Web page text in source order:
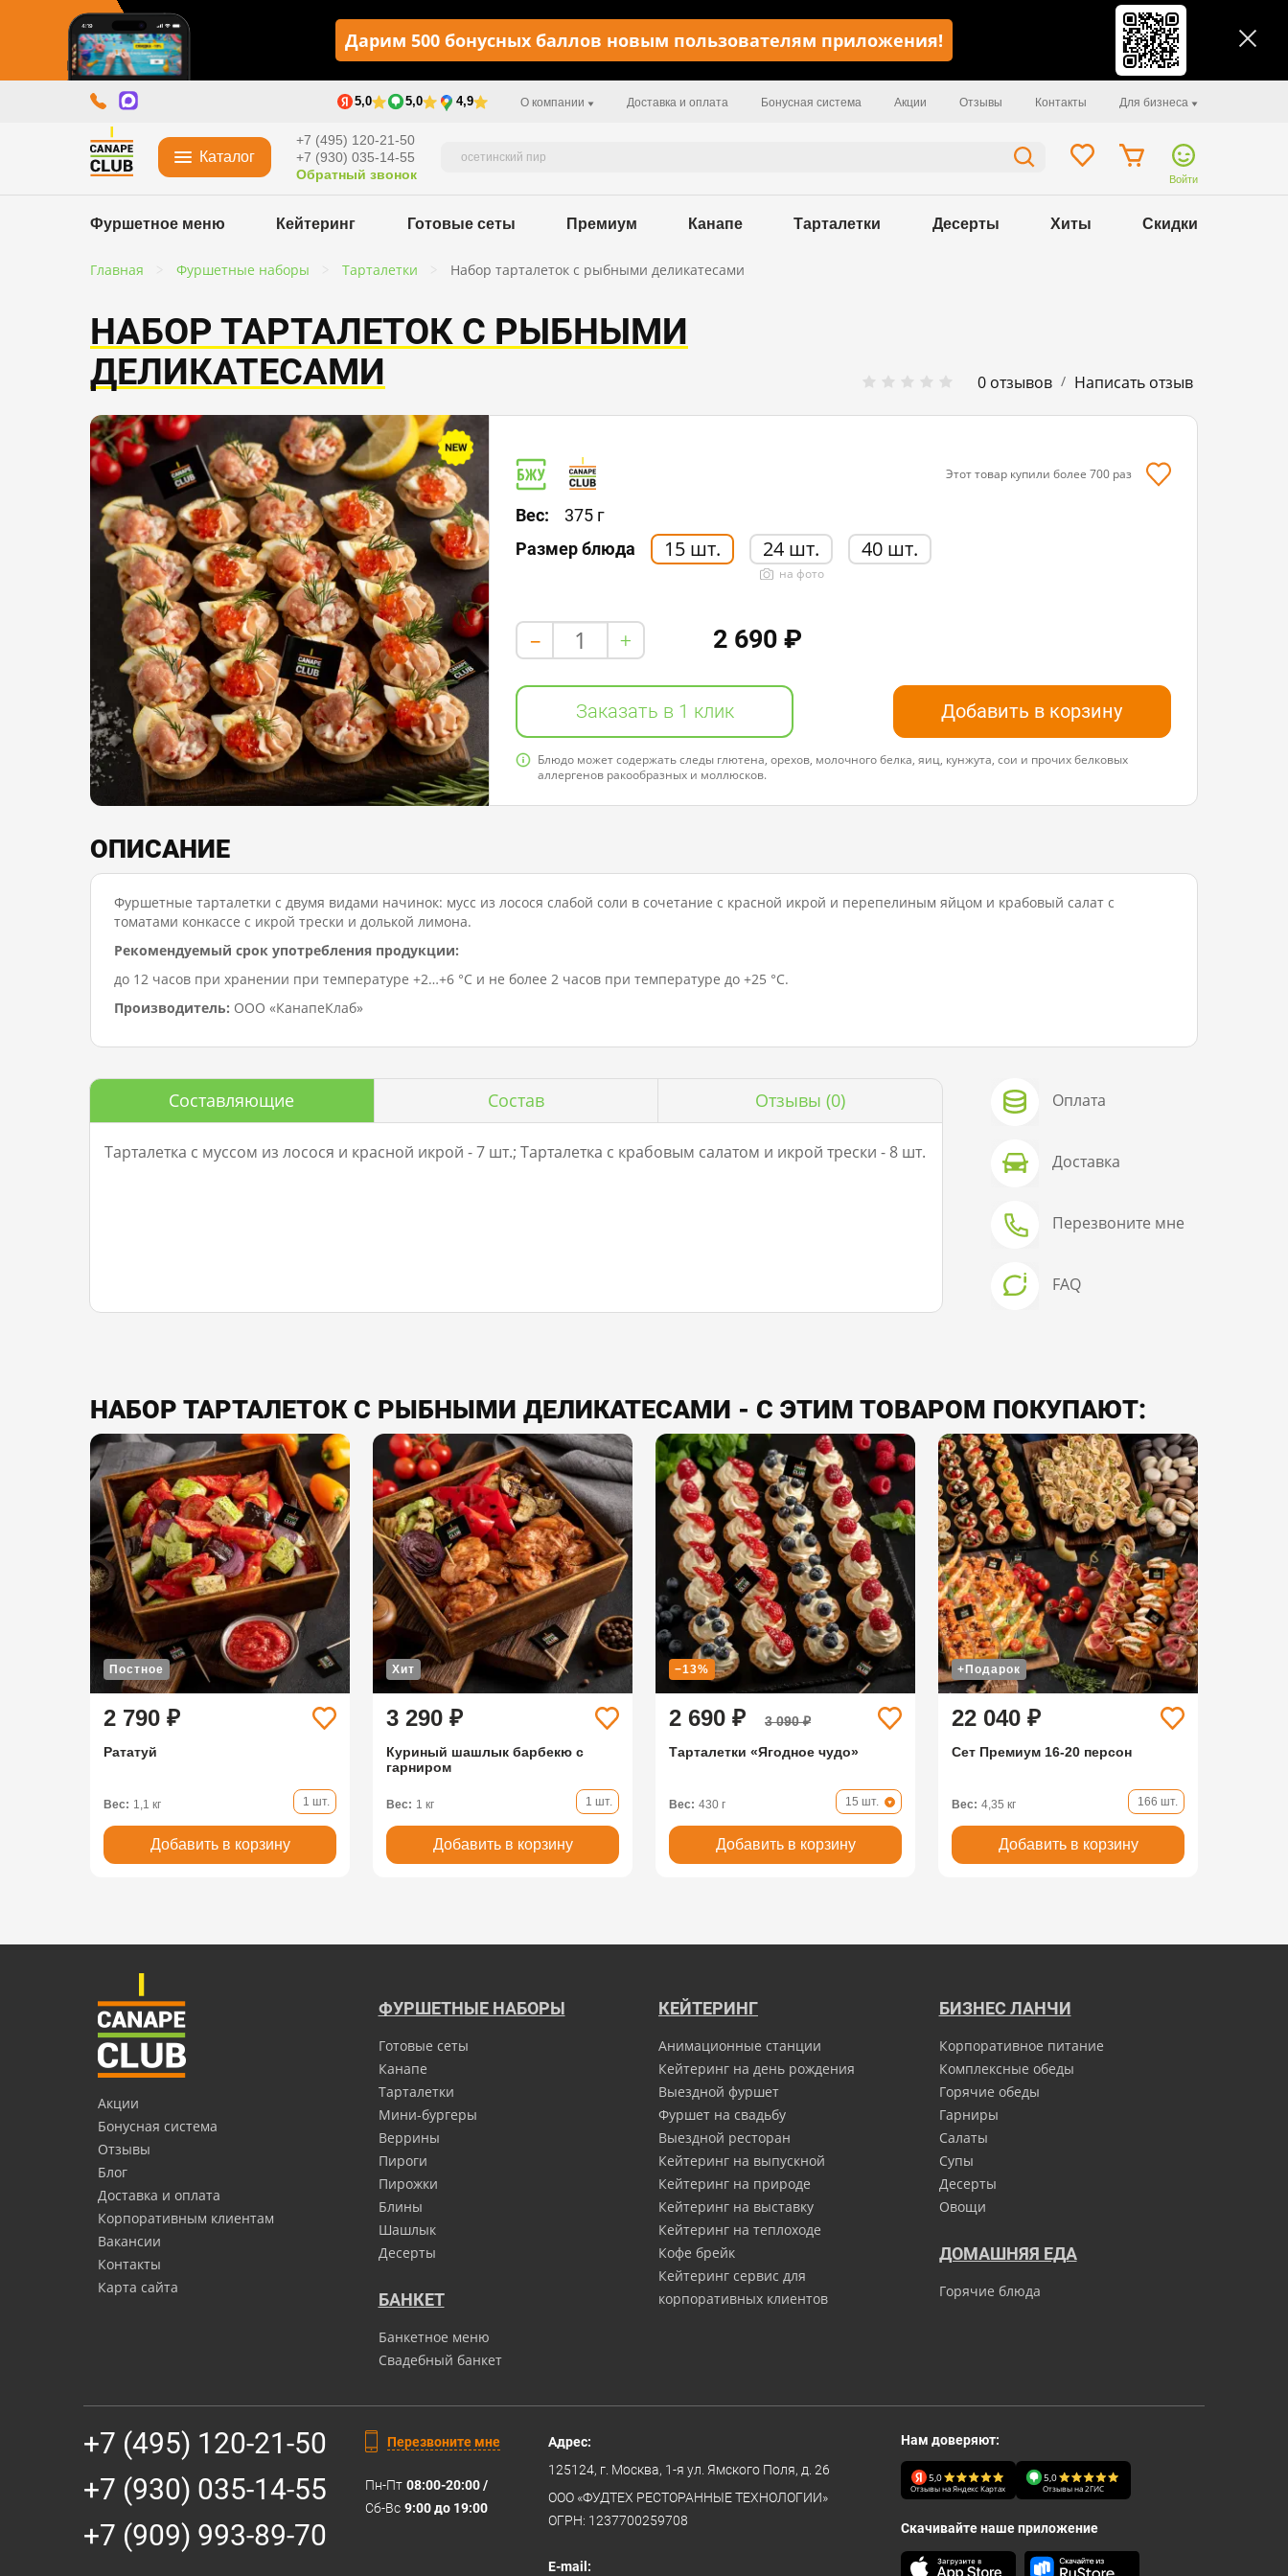
Дарим 500 бонусных баллов новым пользователям приложения!
5,0 5,0 4,9 О компании Доставка и оплата Бонусная система Акции Отзывы Контакты Для бизнеса
Каталог
+7 (495) 120-21-50
+7 (930) 035-14-55
Обратный звонок
Войти
Фуршетное меню Кейтеринг Готовые сеты Премиум Канапе Тарталетки Десерты Хиты Скидки
Главная Фуршетные наборы Тарталетки Набор тарталеток с рыбными деликатесами
НАБОР ТАРТАЛЕТОК С РЫБНЫМИ
ДЕЛИКАТЕСАМИ
0 отзывов / Написать отзыв
Пищевая ценность в 100 г / 384,6 kcal
Белки: 28,0
Этот товар купили более 700раз
Вес:
375 г
Размер блюда
15 шт. 24 шт.
на фото
40 шт.
- + 2 690 ₽
Заказать в 1 клик Добавить в корзину
Блюдо может содержать следы глютена, орехов, молочного белка, яиц, кунжута, сои и прочих белковых
аллергенов ракообразных и моллюсков.
ОПИСАНИЕ
Фуршетные тарталетки с двумя видами начинок: мусс из лосося слабой соли в сочетание с красной икрой и перепелиным яйцом и крабовый салат с
томатами конкассе с икрой трески и долькой лимона.
Рекомендуемый срок употребления продукции:
до 12 часов при хранении при температуре +2…+6 °C и не более 2 часов при температуре до +25 °C.
Производитель: ООО «КанапеКлаб»
Составляющие Состав Отзывы (0)
Тарталетка с муссом из лосося и красной икрой - 7 шт.; Тарталетка с крабовым салатом и икрой трески - 8 шт.
Оплата
Доставка
Перезвоните мне
FAQ
НАБОР ТАРТАЛЕТОК С РЫБНЫМИ ДЕЛИКАТЕСАМИ - С ЭТИМ ТОВАРОМ ПОКУПАЮТ:
Постное
2 790 ₽
Рататуй
Вес: 1,1 кг 1 шт.
Добавить в корзину
Хит
3 290 ₽
Куриный шашлык барбекю с
гарниром
Вес: 1 кг 1 шт.
Добавить в корзину
−13%
2 690 ₽
3 090 ₽
Тарталетки «Ягодное чудо»
Вес: 430 г 15 шт.
Добавить в корзину
+Подарок
22 040 ₽
Сет Премиум 16-20 персон
Вес: 4,35 кг 166 шт.
Добавить в корзину
Акции
Бонусная система
Отзывы
Блог
Доставка и оплата
Корпоративным клиентам
Вакансии
Контакты
Карта сайта
ФУРШЕТНЫЕ НАБОРЫ
Готовые сеты
Канапе
Тарталетки
Мини-бургеры
Веррины
Пироги
Пирожки
Блины
Шашлык
Десерты
БАНКЕТ
Банкетное меню
Свадебный банкет
КЕЙТЕРИНГ
Анимационные станции
Кейтеринг на день рождения
Выездной фуршет
Фуршет на свадьбу
Выездной ресторан
Кейтеринг на выпускной
Кейтеринг на природе
Кейтеринг на выставку
Кейтеринг на теплоходе
Кофе брейк
Кейтеринг сервис для
корпоративных клиентов
БИЗНЕС ЛАНЧИ
Корпоративное питание
Комплексные обеды
Горячие обеды
Гарниры
Салаты
Супы
Десерты
Овощи
ДОМАШНЯЯ ЕДА
Горячие блюда
+7 (495) 120-21-50
+7 (930) 035-14-55
+7 (909) 993-89-70
Пн-Пт 08:00-20:00 /
Сб-Вс 9:00 до 19:00
Перезвоните мне
Адрес:
125124, г. Москва, 1-я ул. Ямского Поля, д. 26
ООО «ФУДТЕХ РЕСТОРАННЫЕ ТЕХНОЛОГИИ»
ОГРН: 1237700259708
E-mail:
Нам доверяют:
5,0
Отзывы на Яндекс Картах
5,0
Отзывы на 2ГИС
Скачивайте наше приложение